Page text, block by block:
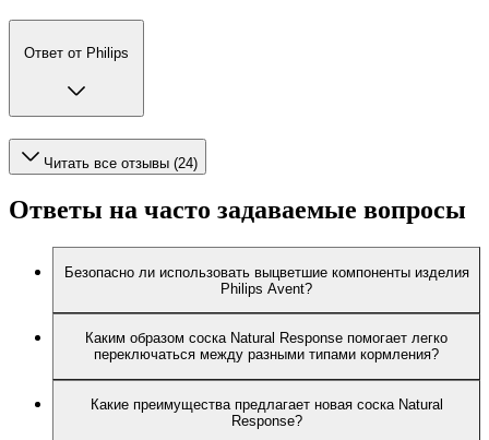
Ответ от Philips
Читать все отзывы (24)
Ответы на часто задаваемые вопросы
Безопасно ли использовать выцветшие компоненты изделия
Philips Avent?
Каким образом соска Natural Response помогает легко
переключаться между разными типами кормления?
Какие преимущества предлагает новая соска Natural
Response?